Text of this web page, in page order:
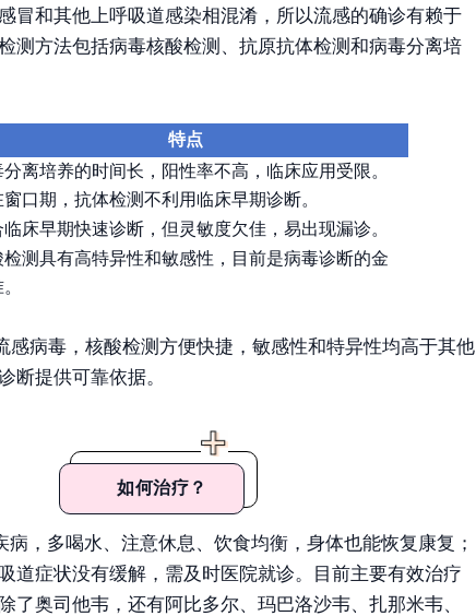
冒和其他上呼吸道感染相混淆，所以流感的确诊有赖于
测方法包括病毒核酸检测、抗原抗体检测和病毒分离培
特点
分离培养的时间长，阳性率不高，临床应用受限。
窗口期，抗体检测不利用临床早期诊断。
临床早期快速诊断，但灵敏度欠佳，易出现漏诊。
检测具有高特异性和敏感性，目前是病毒诊断的金
感病毒，核酸检测方便快捷，敏感性和特异性均高于其他
断提供可靠依据。
如何治疗？
病，多喝水、注意休息、饮食均衡，身体也能恢复康复；
道症状没有缓解，需及时医院就诊。目前主要有效治疗
了奥司他韦，还有阿比多尔、玛巴洛沙韦、扎那米韦、